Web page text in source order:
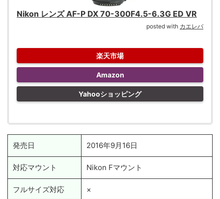
Nikon レンズ AF-P DX 70-300F4.5-6.3G ED VR
posted with カエレバ
楽天市場
Amazon
Yahooショッピング
発売日 2016年9月16日
対応マウント Nikon Fマウント
フルサイズ対応 ×